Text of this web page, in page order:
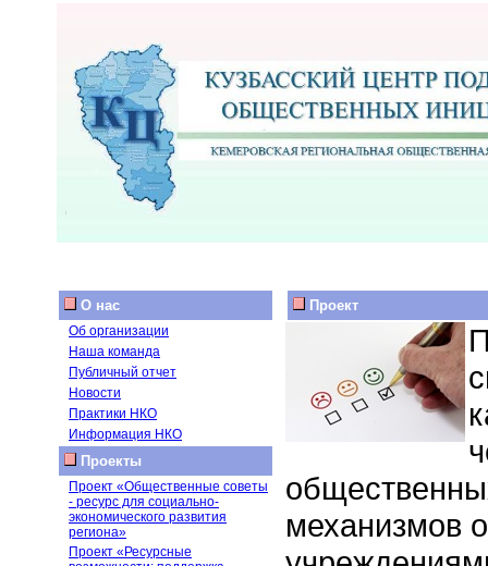
О нас
Об организации
Наша команда
Публичный отчет
Новости
Практики НКО
Информация НКО
Проекты
Проект «Общественные советы
- ресурс для социально-
экономического развития
региона»
Проект «Ресурсные
Проект
механизмов